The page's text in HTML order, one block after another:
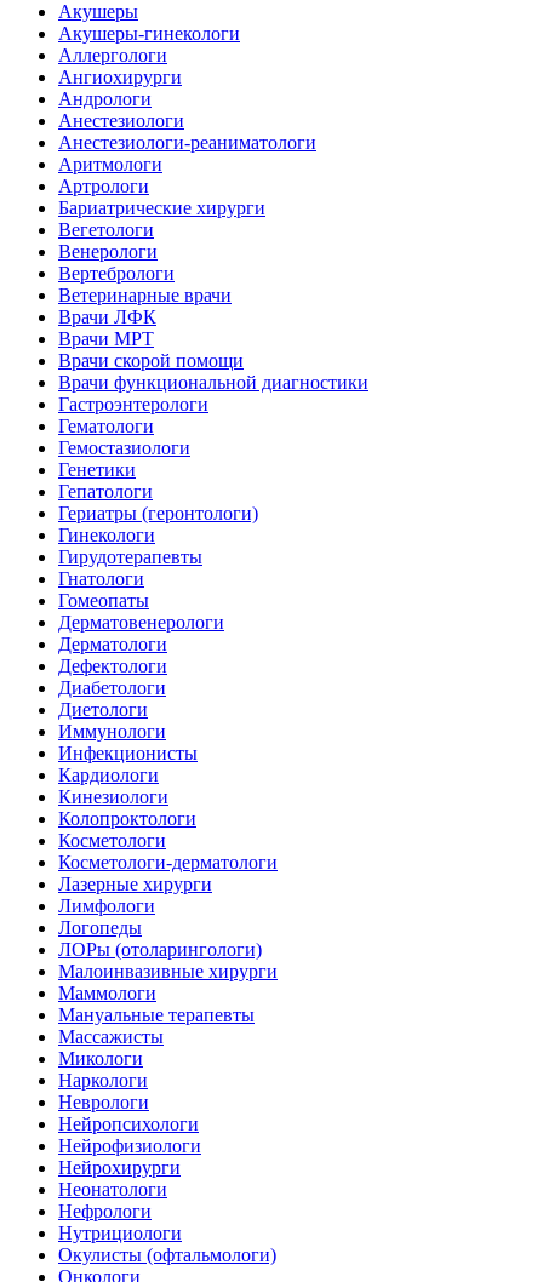
Акушеры
Акушеры-гинекологи
Аллергологи
Ангиохирурги
Андрологи
Анестезиологи
Анестезиологи-реаниматологи
Аритмологи
Артрологи
Бариатрические хирурги
Вегетологи
Венерологи
Вертебрологи
Ветеринарные врачи
Врачи ЛФК
Врачи МРТ
Врачи скорой помощи
Врачи функциональной диагностики
Гастроэнтерологи
Гематологи
Гемостазиологи
Генетики
Гепатологи
Гериатры (геронтологи)
Гинекологи
Гирудотерапевты
Гнатологи
Гомеопаты
Дерматовенерологи
Дерматологи
Дефектологи
Диабетологи
Диетологи
Иммунологи
Инфекционисты
Кардиологи
Кинезиологи
Колопроктологи
Косметологи
Косметологи-дерматологи
Лазерные хирурги
Лимфологи
Логопеды
ЛОРы (отоларингологи)
Малоинвазивные хирурги
Маммологи
Мануальные терапевты
Массажисты
Микологи
Наркологи
Неврологи
Нейропсихологи
Нейрофизиологи
Нейрохирурги
Неонатологи
Нефрологи
Нутрициологи
Окулисты (офтальмологи)
Онкологи